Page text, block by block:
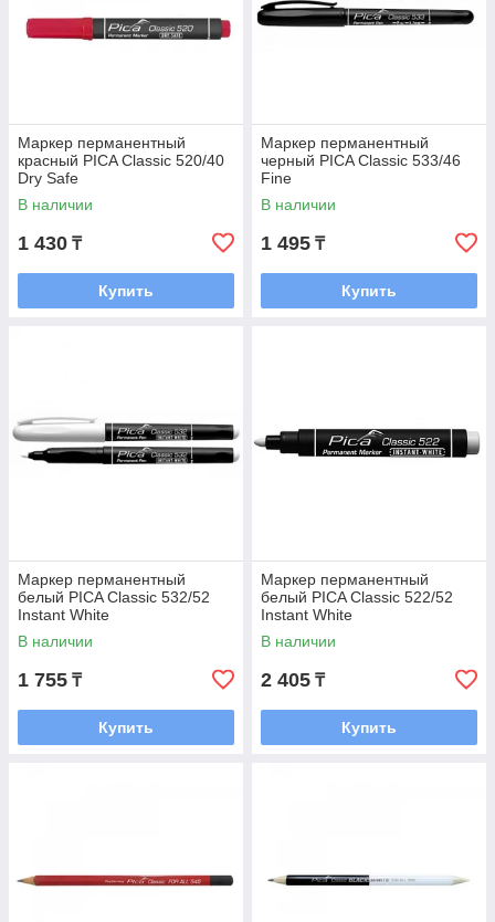
Маркер перманентный
красный PICA Classic 520/40
Dry Safe
В наличии
1 430 ₸
Купить
Маркер перманентный
черный PICA Classic 533/46
Fine
В наличии
1 495 ₸
Купить
Маркер перманентный
белый PICA Classic 532/52
Instant White
В наличии
1 755 ₸
Купить
Маркер перманентный
белый PICA Classic 522/52
Instant White
В наличии
2 405 ₸
Купить